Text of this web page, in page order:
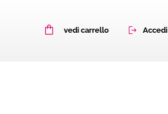
vedi carrello Accedi